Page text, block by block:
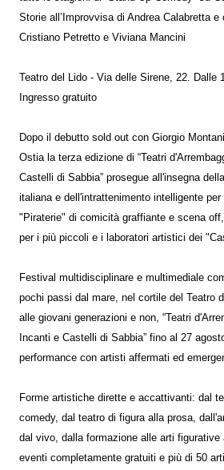
Storie all’Improvvisa di Andrea Calabretta
Cristiano Petretto e Viviana Mancini
Teatro del Lido - Via delle Sirene, 22. Dalle
Ingresso gratuito
Dopo il debutto sold out con Giorgio
Ostia la terza edizione di “Teatri
Castelli di Sabbia” prosegue all'insegna
italiana e dell'intrattenimento intelligente
"Piraterie" di comicità graffiante e scena
per i più piccoli e i laboratori artistici dei
Festival multidisciplinare e multimediale
pochi passi dal mare, nel cortile del Teatro
alle giovani generazioni e non, “Teatri
Incanti e Castelli di Sabbia” fino al 27
performance con artisti affermati ed
Forme artistiche dirette e accattivanti: dal
comedy, dal teatro di figura alla prosa,
dal vivo, dalla formazione alle arti figurative
eventi completamente gratuiti e più di 50